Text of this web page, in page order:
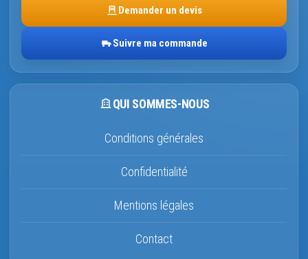
Demander un devis
Suivre ma commande
QUI SOMMES-NOUS
Conditions générales
Confidentialité
Mentions légales
Contact